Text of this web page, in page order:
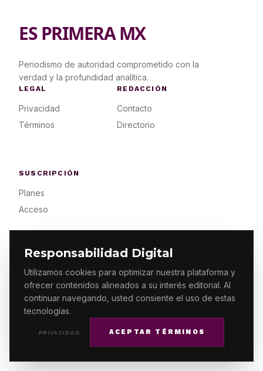
Responsabilidad Digital
Utilizamos cookies para optimizar nuestra plataforma y
ofrecer contenidos alineados a su interés editorial. Al
continuar navegando, usted consiente el uso de estas
tecnologías.
PRIVACIDAD ACEPTAR TÉRMINOS
ES PRIMERA MX
Periodismo de autoridad comprometido con la
verdad y la profundidad analítica.
LEGAL
Privacidad
Términos
REDACCIÓN
Contacto
Directorio
SUSCRIPCIÓN
Planes
Acceso
© 2026 ES PRIMERA MX. ALGUNOS DERECHOS
RESERVADOS / DESIGNMAKING.MX